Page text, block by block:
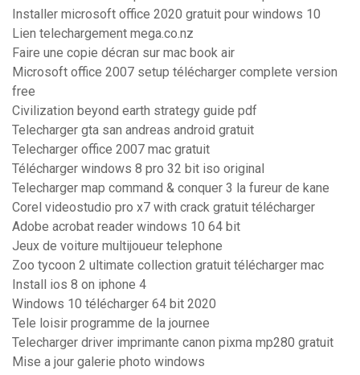
Installer microsoft office 2020 gratuit pour windows 10
Lien telechargement mega.co.nz
Faire une copie décran sur mac book air
Microsoft office 2007 setup télécharger complete version
free
Civilization beyond earth strategy guide pdf
Telecharger gta san andreas android gratuit
Telecharger office 2007 mac gratuit
Télécharger windows 8 pro 32 bit iso original
Telecharger map command & conquer 3 la fureur de kane
Corel videostudio pro x7 with crack gratuit télécharger
Adobe acrobat reader windows 10 64 bit
Jeux de voiture multijoueur telephone
Zoo tycoon 2 ultimate collection gratuit télécharger mac
Install ios 8 on iphone 4
Windows 10 télécharger 64 bit 2020
Tele loisir programme de la journee
Telecharger driver imprimante canon pixma mp280 gratuit
Mise a jour galerie photo windows